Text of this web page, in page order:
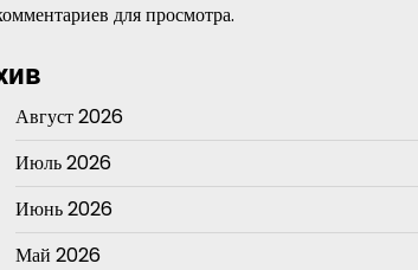
для просмотра.
Август 2026
Июль 2026
Июнь 2026
Май 2026